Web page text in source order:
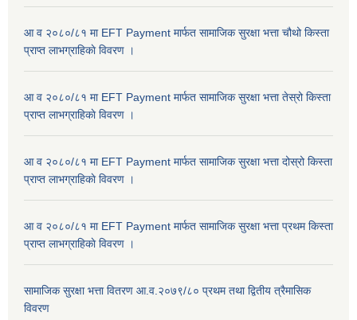
आ व २०८०/८१ मा EFT Payment मार्फत सामाजिक सुरक्षा भत्ता चौथो किस्ता
प्राप्त लाभग्राहिकाे विवरण ।
आ व २०८०/८१ मा EFT Payment मार्फत सामाजिक सुरक्षा भत्ता तेस्रो किस्ता
प्राप्त लाभग्राहिकाे विवरण ।
आ व २०८०/८१ मा EFT Payment मार्फत सामाजिक सुरक्षा भत्ता दोस्रो किस्ता
प्राप्त लाभग्राहिकाे विवरण ।
आ व २०८०/८१ मा EFT Payment मार्फत सामाजिक सुरक्षा भत्ता प्रथम किस्ता
प्राप्त लाभग्राहिकाे विवरण ।
सामाजिक सुरक्षा भत्ता वितरण आ.व.२०७९/८० प्रथम तथा द्वितीय त्रैमासिक
विवरण